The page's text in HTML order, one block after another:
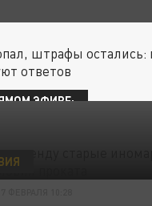
штрафы остались:
ответов
ЭФИРЕ: